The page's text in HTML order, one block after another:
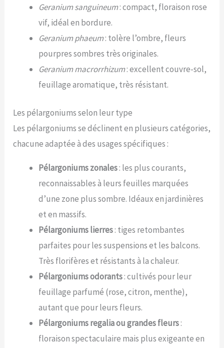
Geranium sanguineum: compact, floraison rose
vif, idéal en bordure.
Geranium phaeum: tolère l’ombre, fleurs
pourpres sombres très originales.
Geranium macrorrhizum: excellent couvre-sol,
feuillage aromatique, très résistant.
Les pélargoniums selon leur type
Les pélargoniums se déclinent en plusieurs catégories,
chacune adaptée à des usages spécifiques :
Pélargoniums zonales: les plus courants,
reconnaissables à leurs feuilles marquées
d’une zone plus sombre. Idéaux en jardinières
et en massifs.
Pélargoniums lierres: tiges retombantes
parfaites pour les suspensions et les balcons.
Très florifères et résistants à la chaleur.
Pélargoniums odorants: cultivés pour leur
feuillage parfumé (rose, citron, menthe),
autant que pour leurs fleurs.
Pélargoniums regalia ou grandes fleurs:
floraison spectaculaire mais plus exigeante en